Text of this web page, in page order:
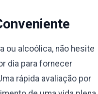
ou alcoólica, não hesite
dia para fornecer
rápida avaliação por